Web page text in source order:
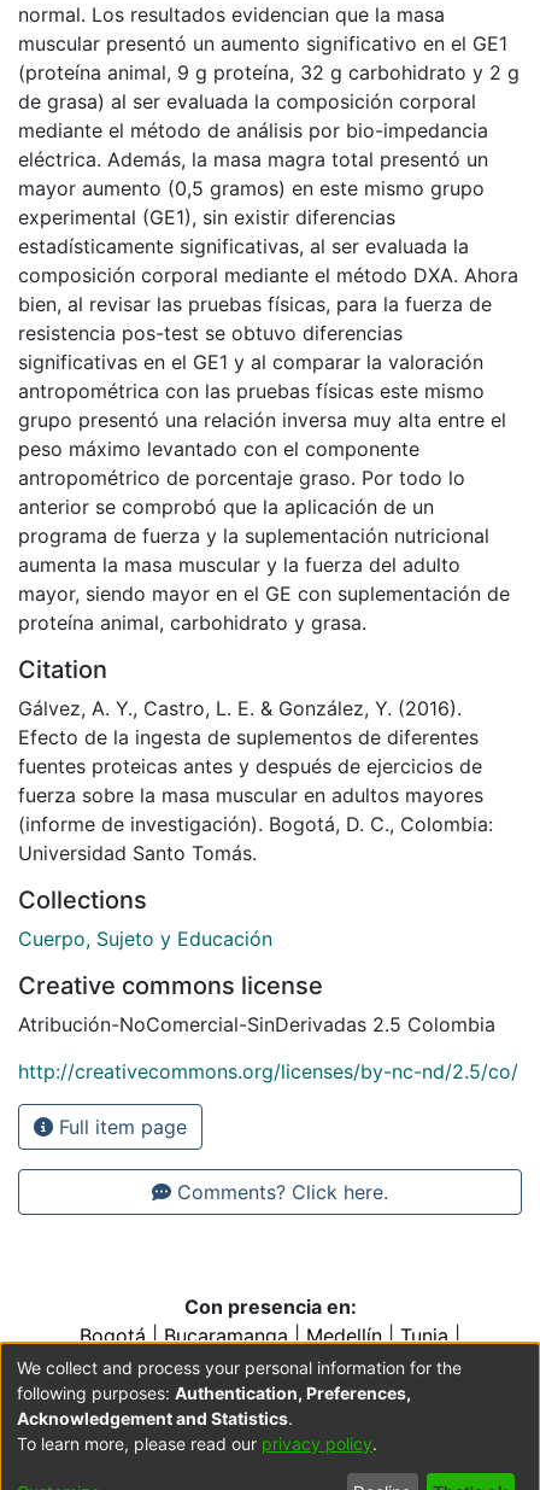
normal. Los resultados evidencian que la masa
muscular presentó un aumento significativo en el GE1
(proteína animal, 9 g proteína, 32 g carbohidrato y 2 g
de grasa) al ser evaluada la composición corporal
mediante el método de análisis por bio-impedancia
eléctrica. Además, la masa magra total presentó un
mayor aumento (0,5 gramos) en este mismo grupo
experimental (GE1), sin existir diferencias
estadísticamente significativas, al ser evaluada la
composición corporal mediante el método DXA. Ahora
bien, al revisar las pruebas físicas, para la fuerza de
resistencia pos-test se obtuvo diferencias
significativas en el GE1 y al comparar la valoración
antropométrica con las pruebas físicas este mismo
grupo presentó una relación inversa muy alta entre el
peso máximo levantado con el componente
antropométrico de porcentaje graso. Por todo lo
anterior se comprobó que la aplicación de un
programa de fuerza y la suplementación nutricional
aumenta la masa muscular y la fuerza del adulto
mayor, siendo mayor en el GE con suplementación de
proteína animal, carbohidrato y grasa.
Citation
Gálvez, A. Y., Castro, L. E. & González, Y. (2016).
Efecto de la ingesta de suplementos de diferentes
fuentes proteicas antes y después de ejercicios de
fuerza sobre la masa muscular en adultos mayores
(informe de investigación). Bogotá, D. C., Colombia:
Universidad Santo Tomás.
Collections
Cuerpo, Sujeto y Educación
Creative commons license
Atribución-NoComercial-SinDerivadas 2.5 Colombia
http://creativecommons.org/licenses/by-nc-nd/2.5/co/
Full item page
Comments? Click here.
Con presencia en:
Bogotá|Bucaramanga|Medellín|Tunja|
Villavicencio|Conventos y Colegios de la Orden de
Predicadores
Cookie End User Send
We collect and process your personal information for the
following purposes: Authentication, Preferences,
Acknowledgement and Statistics.
To learn more, please read our privacy policy.